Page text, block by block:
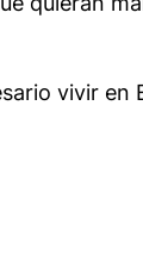
vivir en